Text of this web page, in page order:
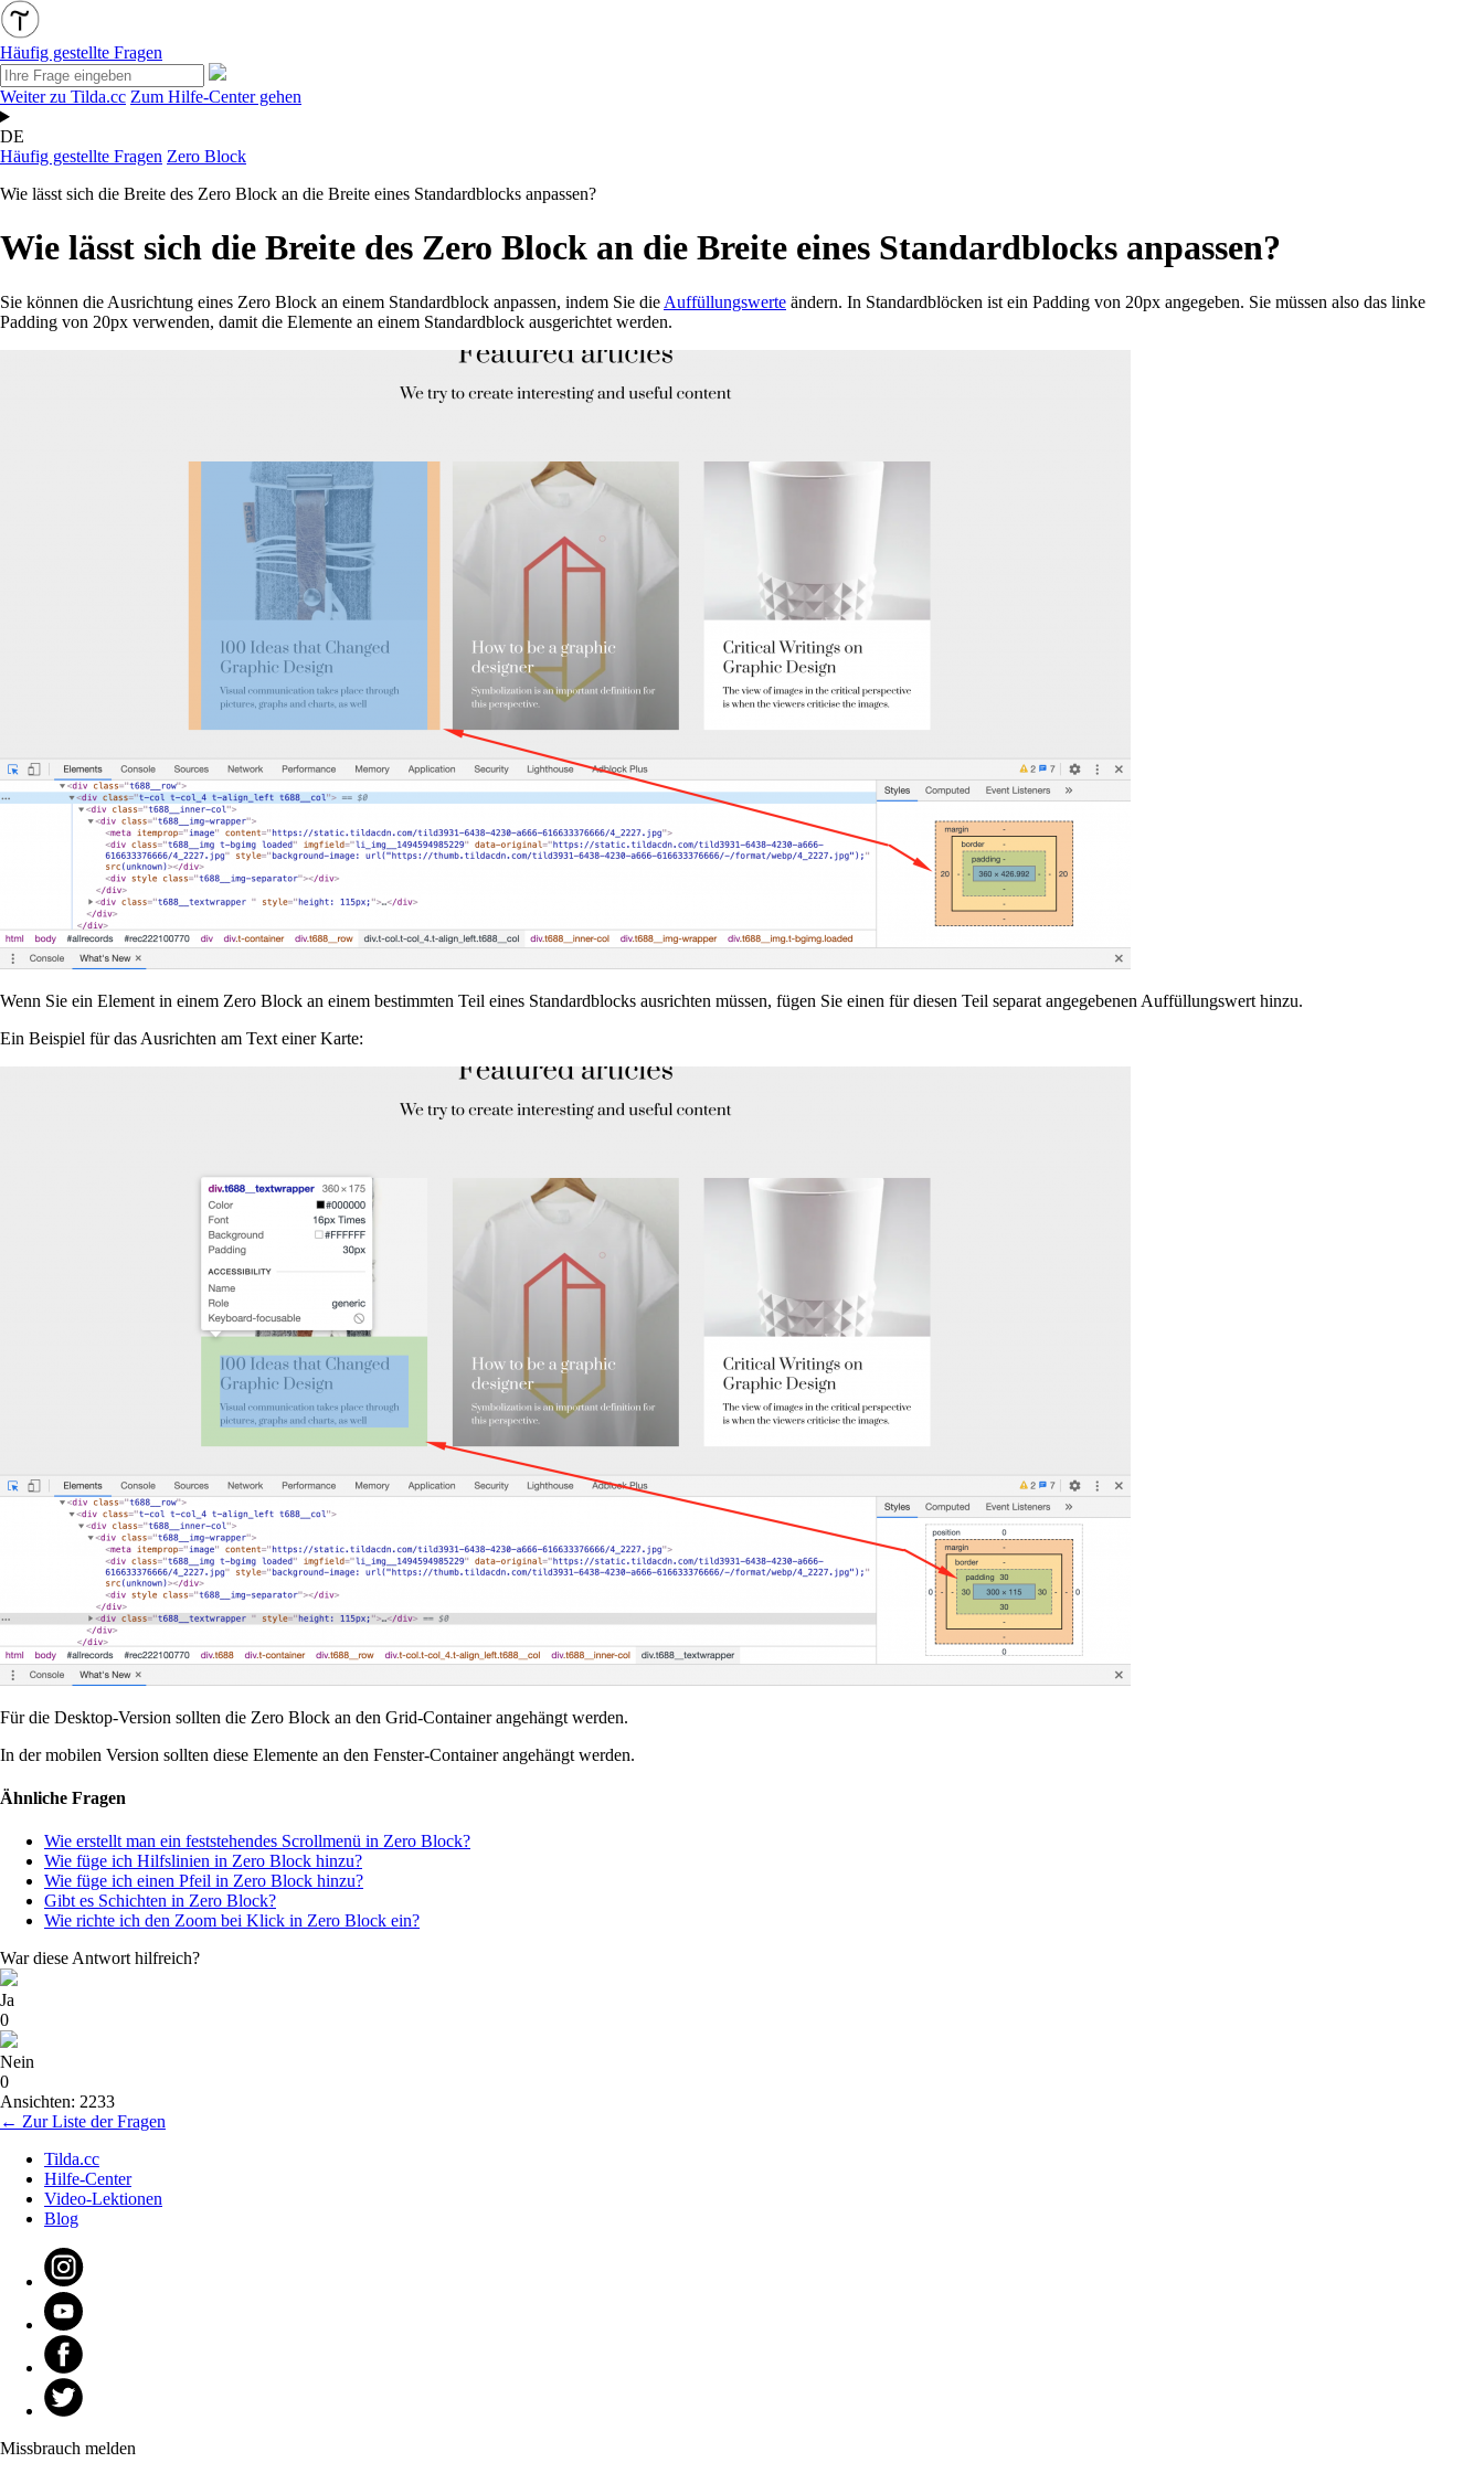
Häufig gestellte Fragen
Weiter zu Tilda.cc Zum Hilfe-Center gehen
DE
Häufig gestellte Fragen Zero Block
Wie lässt sich die Breite des Zero Block an die Breite eines Standardblocks anpassen?
Wie lässt sich die Breite des Zero Block an die Breite eines Standardblocks anpassen?
Sie können die Ausrichtung eines Zero Block an einem Standardblock anpassen, indem Sie die Auffüllungswerte ändern. In Standardblöcken ist ein Padding von 20px angegeben. Sie müssen also das linke
Padding von 20px verwenden, damit die Elemente an einem Standardblock ausgerichtet werden.
Wenn Sie ein Element in einem Zero Block an einem bestimmten Teil eines Standardblocks ausrichten müssen, fügen Sie einen für diesen Teil separat angegebenen Auffüllungswert hinzu.
Ein Beispiel für das Ausrichten am Text einer Karte:
Für die Desktop-Version sollten die Zero Block an den Grid-Container angehängt werden.
In der mobilen Version sollten diese Elemente an den Fenster-Container angehängt werden.
Ähnliche Fragen
Wie erstellt man ein feststehendes Scrollmenü in Zero Block?
Wie füge ich Hilfslinien in Zero Block hinzu?
Wie füge ich einen Pfeil in Zero Block hinzu?
Gibt es Schichten in Zero Block?
Wie richte ich den Zoom bei Klick in Zero Block ein?
War diese Antwort hilfreich?
Ja
0
Nein
0
Ansichten: 2233
← Zur Liste der Fragen
Tilda.cc
Hilfe-Center
Video-Lektionen
Blog
Missbrauch melden